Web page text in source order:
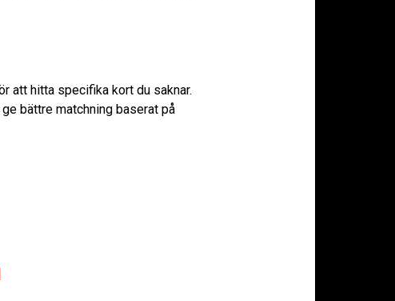
att hitta specifika kort du saknar.
bättre matchning baserat på